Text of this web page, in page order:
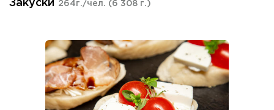
Закуски 264г./чел. (6 308 г.)